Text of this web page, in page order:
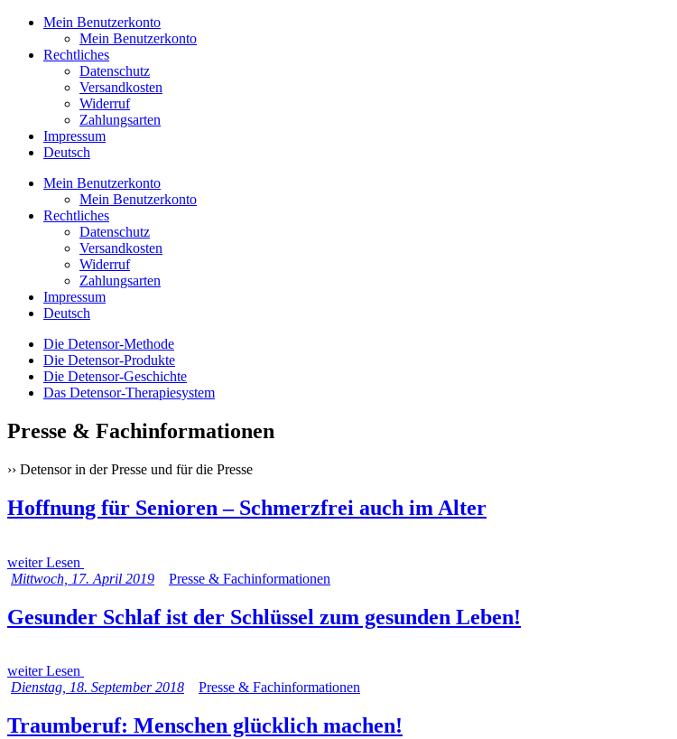
Mein Benutzerkonto
Mein Benutzerkonto
Rechtliches
Datenschutz
Versandkosten
Widerruf
Zahlungsarten
Impressum
Deutsch
Mein Benutzerkonto
Mein Benutzerkonto
Rechtliches
Datenschutz
Versandkosten
Widerruf
Zahlungsarten
Impressum
Deutsch
Die Detensor-Methode
Die Detensor-Produkte
Die Detensor-Geschichte
Das Detensor-Therapiesystem
Presse & Fachinformationen
›› Detensor in der Presse und für die Presse
Hoffnung für Senioren – Schmerzfrei auch im Alter
weiter Lesen
Mittwoch, 17. April 2019
Presse & Fachinformationen
Gesunder Schlaf ist der Schlüssel zum gesunden Leben!
weiter Lesen
Dienstag, 18. September 2018
Presse & Fachinformationen
Traumberuf: Menschen glücklich machen!